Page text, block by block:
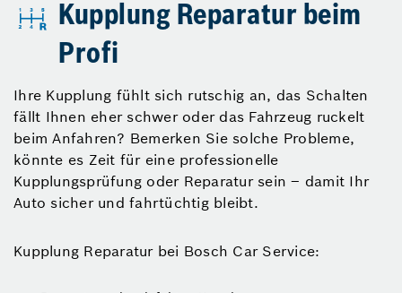
Kupplung Reparatur beim
Profi
Ihre Kupplung fühlt sich rutschig an, das Schalten
fällt Ihnen eher schwer oder das Fahrzeug ruckelt
beim Anfahren? Bemerken Sie solche Probleme,
könnte es Zeit für eine professionelle
Kupplungsprüfung oder Reparatur sein – damit Ihr
Auto sicher und fahrtüchtig bleibt.
Kupplung Reparatur bei Bosch Car Service: